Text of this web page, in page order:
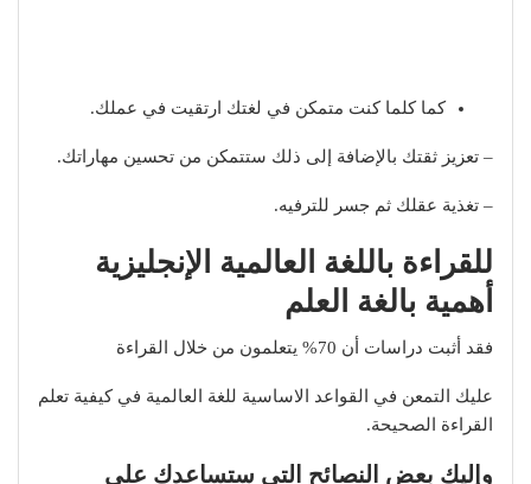
كما كلما كنت متمكن في لغتك ارتقيت في عملك.
– تعزيز ثقتك بالإضافة إلى ذلك ستتمكن من تحسين مهاراتك.
– تغذية عقلك ثم جسر للترفيه.
للقراءة باللغة العالمية الإنجليزية
أهمية بالغة العلم
فقد أثبت دراسات أن 70% يتعلمون من خلال القراءة
عليك التمعن في القواعد الاساسية للغة العالمية في كيفية تعلم
القراءة الصحيحة.
وإليك بعض النصائح التي ستساعدك على